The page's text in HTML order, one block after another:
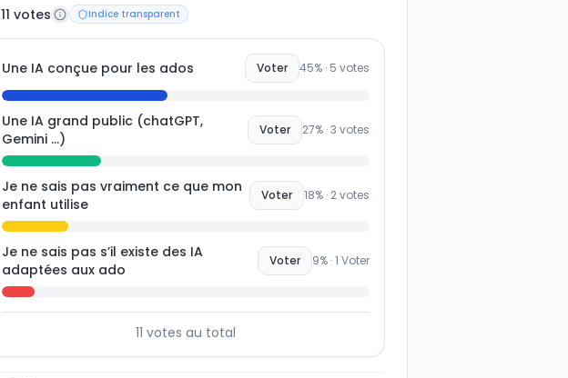
11 votes Indice transparent
Une IA conçue pour les ados Voter 45% · 5 votes
Une IA grand public (chatGPT,
Gemini ...)
Voter 27% ·3 votes
Je ne sais pas vraiment ce que mon
enfant utilise
Voter 18% · 2votes
Je ne sais pas s’il existe des IA
adaptées aux ado
Voter 9% ·1 Voter
11 votes au total